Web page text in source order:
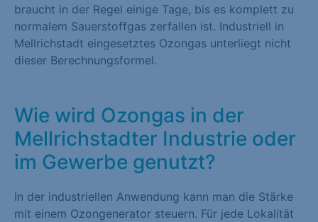
braucht in der Regel einige Tage, bis es komplett zu
normalem Sauerstoffgas zerfallen ist. Industriell in
Mellrichstadt eingesetztes Ozongas unterliegt nicht
dieser Berechnungsformel.
Wie wird Ozongas in der
Mellrichstadter Industrie oder
im Gewerbe genutzt?
In der industriellen Anwendung kann man die Stärke
mit einem Ozongenerator steuern. Für jede Lokalität